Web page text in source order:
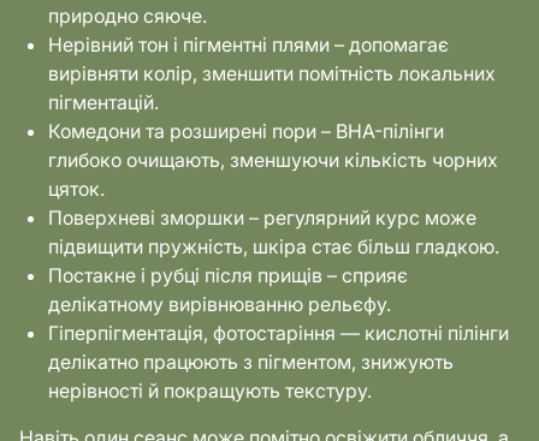
природно сяюче.
Нерівний тон і пігментні плями – допомагає
вирівняти колір, зменшити помітність локальних
пігментацій.
Комедони та розширені пори – BHA-пілінги
глибоко очищають, зменшуючи кількість чорних
цяток.
Поверхневі зморшки – регулярний курс може
підвищити пружність, шкіра стає більш гладкою.
Постакне і рубці після прищів – сприяє
делікатному вирівнюванню рельєфу.
Гіперпігментація, фотостаріння — кислотні пілінги
делікатно працюють з пігментом, знижують
нерівності й покращують текстуру.